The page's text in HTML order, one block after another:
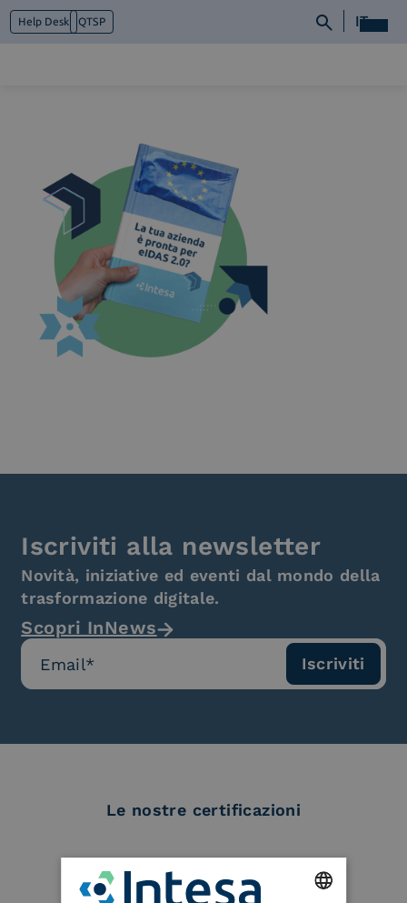
Help Desk QTSP IT
Cosa facciamo
Piattaforme
Industry
News e Media
Contattaci
Iscriviti alla newsletter
Novità, iniziative ed eventi dal mondo della
trasformazione digitale.
Scopri InNews
Le nostre certificazioni